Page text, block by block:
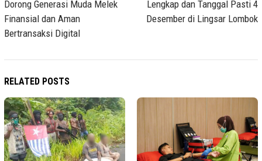
Dorong Generasi Muda Melek
Finansial dan Aman
Bertransaksi Digital
Lengkap dan Tanggal Pasti 4
Desember di Lingsar Lombok
RELATED POSTS